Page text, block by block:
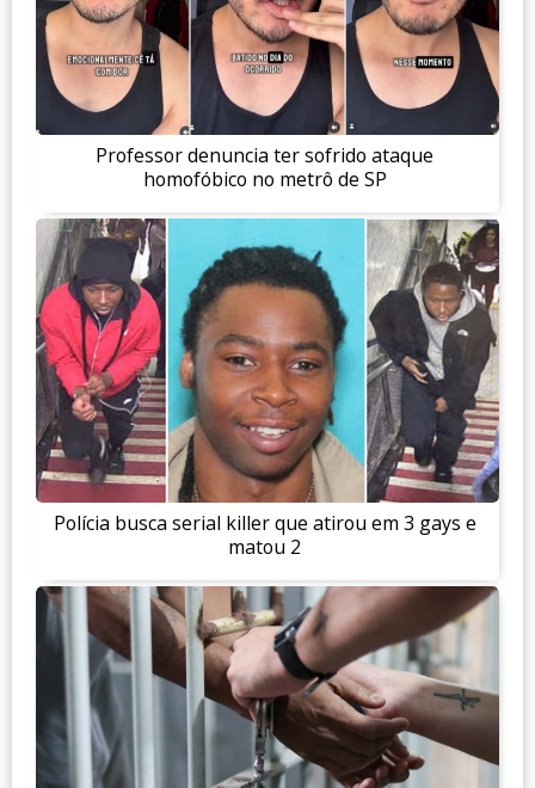
Professor denuncia ter sofrido ataque
homofóbico no metrô de SP
Polícia busca serial killer que atirou em 3 gays e
matou 2